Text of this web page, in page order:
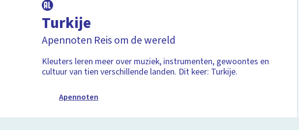
Turkije
Apennoten Reis om de wereld
Kleuters leren meer over muziek, instrumenten, gewoontes en
cultuur van tien verschillende landen. Dit keer: Turkije.
Apennoten